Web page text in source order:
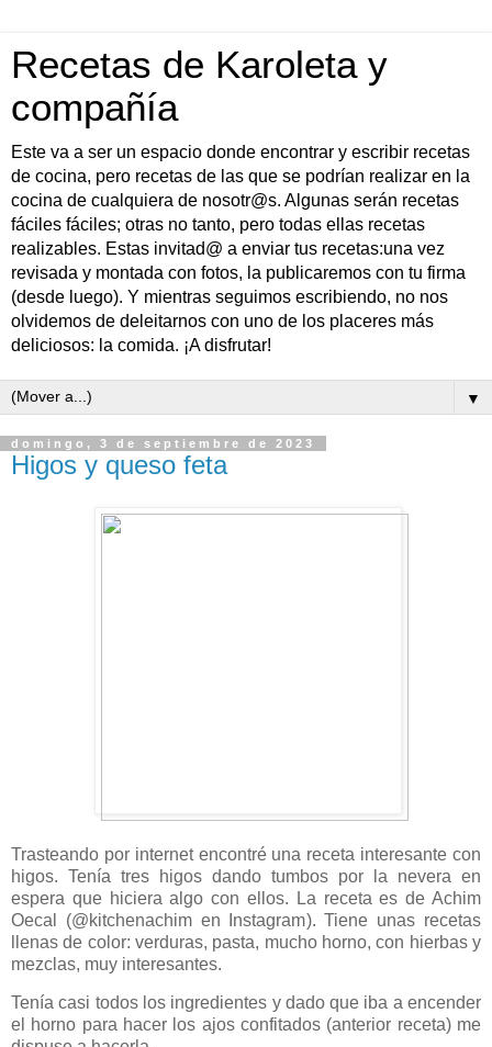
Recetas de Karoleta y
compañía
Este va a ser un espacio donde encontrar y escribir recetas
de cocina, pero recetas de las que se podrían realizar en la
cocina de cualquiera de nosotr@s. Algunas serán recetas
fáciles fáciles; otras no tanto, pero todas ellas recetas
realizables. Estas invitad@ a enviar tus recetas:una vez
revisada y montada con fotos, la publicaremos con tu firma
(desde luego). Y mientras seguimos escribiendo, no nos
olvidemos de deleitarnos con uno de los placeres más
deliciosos: la comida. ¡A disfrutar!
▼
domingo, 3 de septiembre de 2023
Higos y queso feta
Trasteando por internet encontré una receta interesante con
higos. Tenía tres higos dando tumbos por la nevera en
espera que hiciera algo con ellos. La receta es de Achim
Oecal (@kitchenachim en Instagram). Tiene unas recetas
llenas de color: verduras, pasta, mucho horno, con hierbas y
mezclas, muy interesantes.
Tenía casi todos los ingredientes y dado que iba a encender
el horno para hacer los ajos confitados (anterior receta) me